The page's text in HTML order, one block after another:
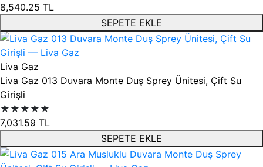
8,540.25 TL
SEPETE EKLE
Liva Gaz
Liva Gaz 013 Duvara Monte Duş Sprey Ünitesi, Çift Su
Girişli
★★★★★
7,031.59 TL
SEPETE EKLE